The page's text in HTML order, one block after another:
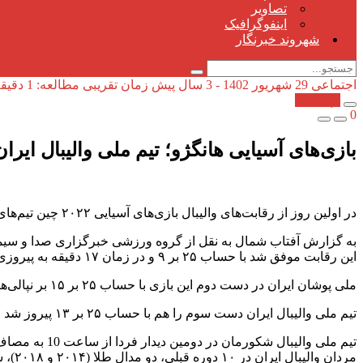
تصاویر
اینفوگرافیک
شهروند خبرنگار
اجتماعی 29 شهریور 1402 - 3 سال پیش
زمان تقریبی مطالعه: 1 دقیقه
0
بازی‌های آسیایی هانگژو؛ تیم ملی والیبال ایران ۳ نپال
در اولین روز از رقابت‌های والیبال بازی‌های آسیایی ۲۰۲۲ چین تیم‌های والیبال ایران و نپال به مصاف هم رفتند.
این رقابت موفق شد با حساب ۲۵ بر ۹ و در زمان ۱۷ دقیقه به پیروزی برسد.
ملی پوشان ایران در دست دوم این بازی با حساب ۲۵ بر ۱۵ بر نپالی‌ها غلبه کردند.
تیم ملی والیبال ایران دست سوم را هم با حساب ۲۵ بر ۱۳ پیروز شد و این دیدار در نهایت ۳ بر صفر خاتمه یافت.
تیم ملی والیبال شکورمان در دومین دیدار فردا از ساعت 10 به مصاف بحرین می رود.